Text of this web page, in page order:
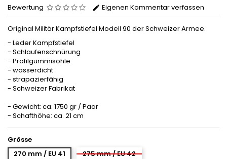
Bewertung Eigenen Kommentar verfassen
Original Militär Kampfstiefel Modell 90 der Schweizer Armee.
- Leder Kampfstiefel
- Schlaufenschnürung
- Profilgummisohle
- wasserdicht
- strapazierfähig
- Schweizer Fabrikat
- Gewicht: ca. 1750 gr / Paar
- Schafthöhe: ca. 21 cm
Grösse
270 mm / EU 41
275 mm / EU 42